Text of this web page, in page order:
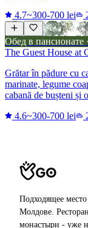
4.7~300-700 lei
Обед в пансионате
The Guest House at
Grătar în pădure cu
marinate, legume
cabană de bușteni și
4.6~300-700 lei
Подходящее
Молдове.
монастыри - уже